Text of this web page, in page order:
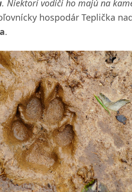
. Niektorí vodiči ho majú na
hospodár Teplička
.